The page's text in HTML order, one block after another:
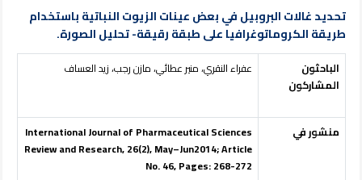
تحديد غالات البروبيل في بعض عينات الزيوت النباتية باستخدام
طريقة الكروماتوغرافيا على طبقة رقيقة- تحليل الصورة.
الباحثون
المشاركون
عفراء النقري، منير عطائي، مازن رجب، زيد العساف
منشور في
International Journal of Pharmaceutical Sciences
Review and Research, 26(2), May–Jun2014; Article
No. 46, Pages: 268-272